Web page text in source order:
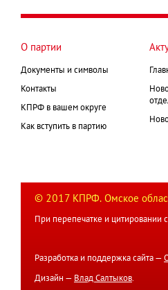
О партии
Документы и символы
Контакты
КПРФ в вашем округе
Как вступить в партию
© 2017 КПРФ. Омское
При перепечатке и цитировании
Разработка и поддержка сайта —
Дизайн — Влад Салтыков.